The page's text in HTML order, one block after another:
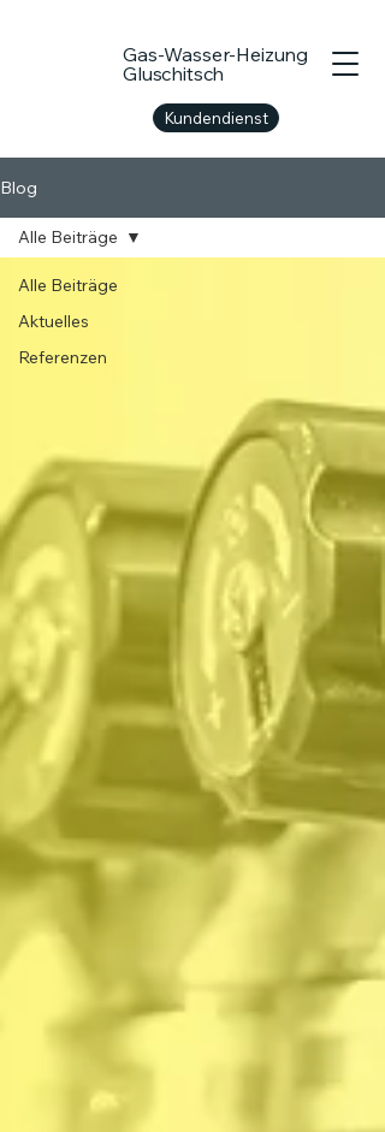
Gas-Wasser-Heizung
Gluschitsch
Kundendienst
Blog
Alle Beiträge
Aktuelles
Referenzen
Alle Beiträge